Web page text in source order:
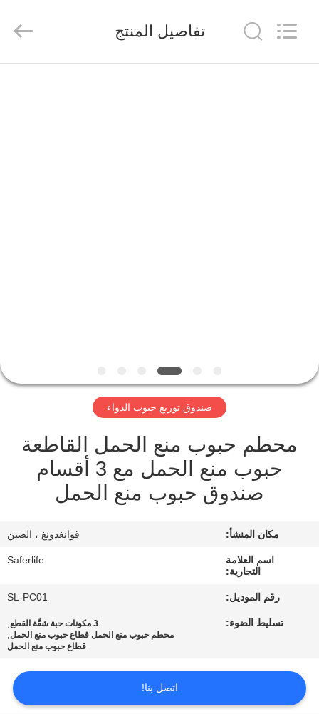
اتصل
أخبار
القضايا
اطلب
اقتباس
خريطة
الموقع
سياسة
الخصوصية
Reserved.
تفاصيل المنتج
صندوق توزيع حبوب الدواء
محطم حبوب منع الحمل القاطعة
حبوب منع الحمل مع 3 أقسام
صندوق حبوب منع الحمل
مكان المنشأ: قوانغدونغ ، الصين
اسم العلامة
التجارية:
Saferlife
رقم الموديل: SL-PC01
تسليط الضوء: 3 مكونات حبة شقّة القطع ,
محطم حبوب منع الحمل قطاع حبوب منع الحمل,
قطاع حبوب منع الحمل
اتصل بنا!